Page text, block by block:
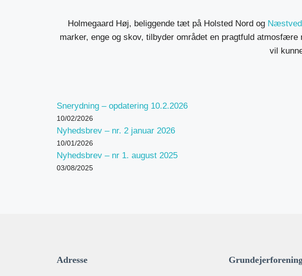
Holmegaard Høj, beliggende tæt på Holsted Nord og
marker, enge og skov, tilbyder området en pragtfuld
vil
Snerydning – opdatering 10.2.2026
10/02/2026
Nyhedsbrev – nr. 2 januar 2026
10/01/2026
Nyhedsbrev – nr 1. august 2025
03/08/2025
Adresse